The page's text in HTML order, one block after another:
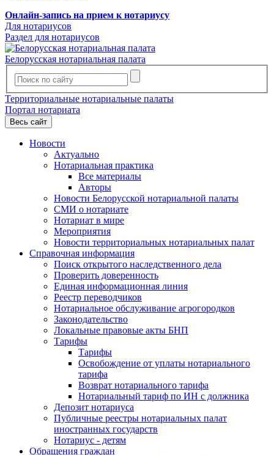
Онлайн-запись на прием к нотариусу
Для нотариусов
Раздел для нотариусов
Белорусская нотариальная палата
Территориальные нотариальные палаты
Портал нотариата
Весь сайт
Новости
Актуально
Нотариальная практика
Все материалы
Авторы
Новости Белорусской нотариальной палаты
СМИ о нотариате
Нотариат в мире
Мероприятия
Новости территориальных нотариальных палат
Справочная информация
Поиск открытого наследственного дела
Проверить доверенность
Единая информационная линия
Реестр переводчиков
Нотариальное обслуживание агрогородков
Законодательство
Локальные правовые акты БНП
Тарифы
Тарифы
Освобождение от уплаты нотариального
тарифа
Возврат нотариального тарифа
Нотариальный тариф по ИН с должника
Депозит нотариуса
Публичные реестры нотариальных палат
иностранных государств
Нотариус - детям
Обращения граждан